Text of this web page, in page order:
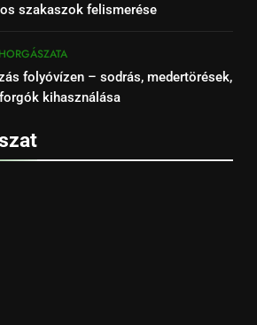
szakaszok felismerése
folyóvízen – sodrás, medertörések,
kihasználása